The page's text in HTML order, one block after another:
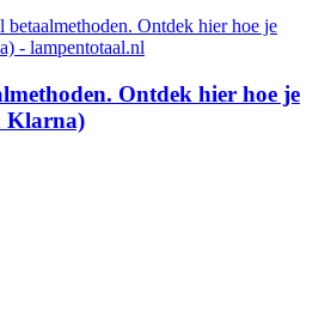
Ontdek hier hoe je
Klarna)